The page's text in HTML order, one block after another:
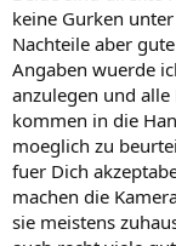
keine Gurken
Nachteile aber
Angaben wuerde
anzulegen und
kommen in die
moeglich zu
fuer Dich
machen die
sie meistens